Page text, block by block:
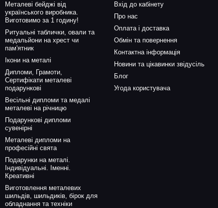
Металеві бейджі від
українського виробника.
Виготовимо за 1 годину!
Ритуальні таблички, овали та
медальйони на хрест чи
пам'ятник
Ікони на металі
Дипломи, Грамоти,
Сертифікати металеві
подарункові
Весільні дипломи та медалі
металеві на річницю
Подарункові дипломи
сувенірні
Металеві дипломи на
професійні свята
Подарунки на металі.
Індивідуальні. Іменні.
Креативні
Виготовлення металевих
шильдів, шильдиків, бірок для
обладнання та техніки
Вхід до кабінету
Про нас
Оплата і доставка
Обмін та повернення
Контактна інформація
Новини та цікавинки звідусіль
Блог
Угода користувача